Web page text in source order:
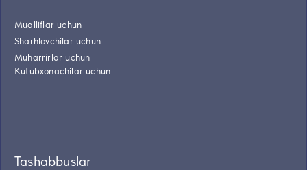
Mualliflar uchun
Sharhlovchilar uchun
Muharrirlar uchun
Kutubxonachilar uchun
Tashabbuslar